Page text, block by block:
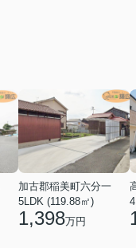
加古郡稲美町六分一
5LDK (119.88㎡)
1,398万円